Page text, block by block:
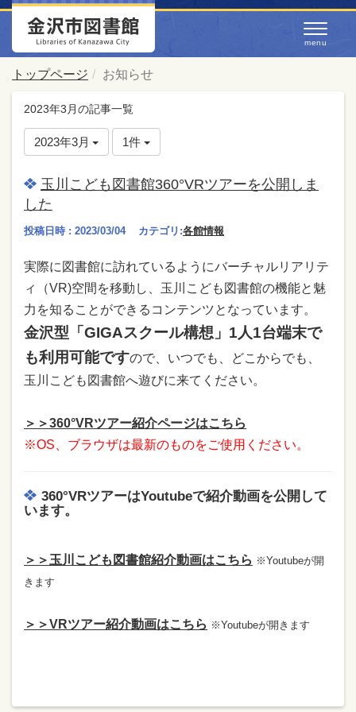
トップページ お知らせ
2023年3月の記事一覧
2023年3月 1件
玉川こども図書館360°VRツアーを公開しま
した
投稿日時 : 2023/03/04 カテゴリ:各館情報
実際に図書館に訪れているようにバーチャルリアリテ
ィ（VR)空間を移動し、玉川こども図書館の機能と魅
力を知ることができるコンテンツとなっています。
金沢型「GIGAスクール構想」1人1台端末で
も利用可能ですので、いつでも、どこからでも、
玉川こども図書館へ遊びに来てください。
＞＞360°VRツアー紹介ページはこちら
※OS、ブラウザは最新のものをご使用ください。
360°VRツアーはYoutubeで紹介動画を公開して
います。
＞＞玉川こども図書館紹介動画はこちら ※Youtubeが開
きます
＞＞VRツアー紹介動画はこちら ※Youtubeが開きます